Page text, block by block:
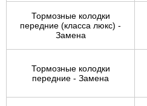
Тормозные колодки
передние (класса люкс) -
Замена
Тормозные колодки
передние - Замена